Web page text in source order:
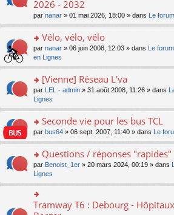
c
e
u
s
ré
c
e
nt
o
n
lu
pl
u
s
ré
c
e
nt
s
g
n
o
n
lu
pl
u
s
ré
c
e
m
e
s
s
g
o
n
lu
le
u
s
ré
c
e
nt
n
ult
er
le
m
e
s
a
g
e
n
o
n
pl
u
s
ré
c
e
nt
2026 - 2032
par nanar » 01 mai 2026, 18:00 » dans Le
o
n
s
er
le
m
e
s
s
e
n
o
n
lu
le
pl
Vélo, vélo, vélo
par nanar » 06 juin 2008, 12:03 » dans
Le
en Lignes
o
s
er
le
m
e
s
s
g
n
[Vienne] Réseau L'va
par LEL - admin » 31 août 2008, 11:26 » dans
Lignes
o
n
ult
er
le
m
e
Seconde vie pour les bus TCL
par bus64 » 06 sept. 2007, 11:40 » dans Le
o
s
ult
er
le
Questions / réponses "rapides"
par Benoist_1er » 20 mars 2024, 00:19 » dans
Lignes
o
n
Tramway T6 : Debourg -